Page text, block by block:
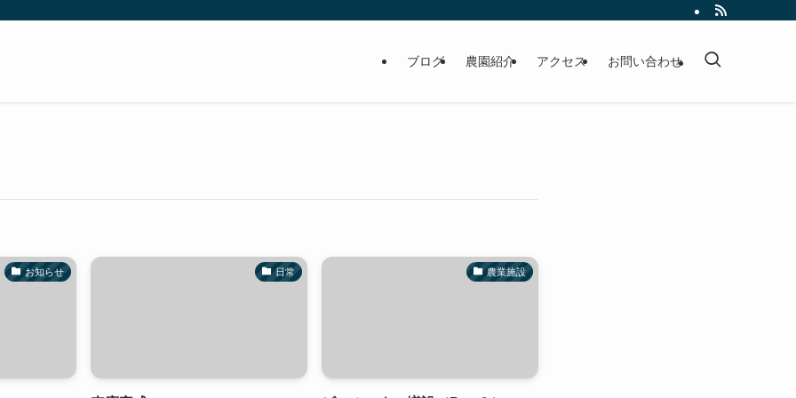
ブログ 農園紹介 アクセス お問い合わせ
お知らせ 日常 農業施設